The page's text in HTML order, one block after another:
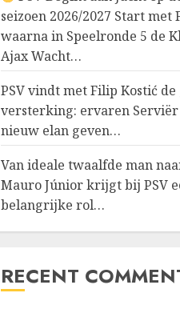
seizoen 2026/2027 Start met
waarna in Speelronde 5 de
Ajax Wacht…
PSV vindt met Filip Kostić de
versterking: ervaren
nieuw elan geven…
Van ideale twaalfde man
Mauro Júnior krijgt bij PSV
belangrijke rol…
RECENT